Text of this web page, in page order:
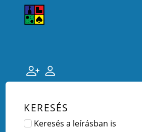
KERESÉS
Keresés a leírásban is